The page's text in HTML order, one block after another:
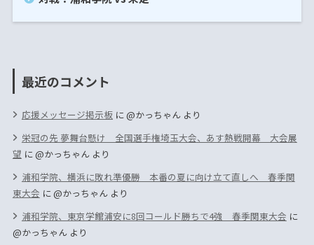
最近のコメント
応援メッセージ掲示板に@かっちゃんより
栄冠の先 夢舞台懸け 全国選手権埼玉大会、あす熱戦開幕 大会展
望 に@かっちゃんより
浦和学院、横浜に敗れ準優勝 本番の夏に向け立て直しへ 春季関
東大会 に@かっちゃんより
浦和学院、東京学館浦安に8回コールド勝ちで4強 春季関東大会 に
@かっちゃんより